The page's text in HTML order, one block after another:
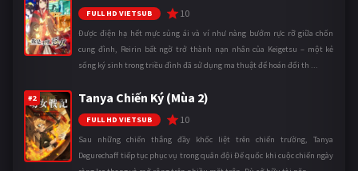
FULL HD VIETSUB 10
Được điện hạ hết mực sủng ái và ví như nàng bướm rực rỡ giữa chốn
cung đình, Reirin bất ngờ trở thành nạn nhân của Keigetsu – một kẻ
sống ký sinh trong triều đình đã sử dụng ma thuật để hoán đổi th ...
#2 Tanya Chiến Ký (Mùa 2)
FULL HD VIETSUB 10
Sau những chiến thắng đầy khốc liệt trên chiến trường, Tanya
Degurechaff tiếp tục phục vụ trong quân đội Đế quốc khi cuộc chiến ngày